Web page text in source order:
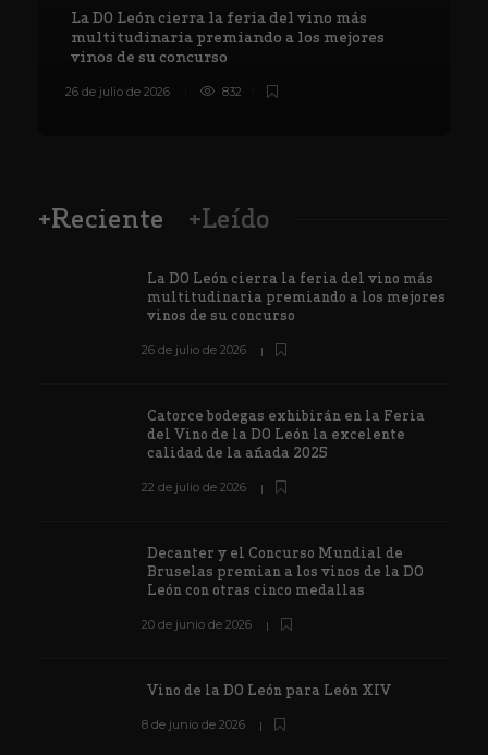
La DO León cierra la feria del vino más
multitudinaria premiando a los mejores
vinos de su concurso
26 de julio de 2026 832
+Reciente +Leído
La DO León cierra la feria del vino más
multitudinaria premiando a los mejores
vinos de su concurso
26 de julio de 2026
Catorce bodegas exhibirán en la Feria
del Vino de la DO León la excelente
calidad de la añada 2025
22 de julio de 2026
Decanter y el Concurso Mundial de
Bruselas premian a los vinos de la DO
León con otras cinco medallas
20 de junio de 2026
Vino de la DO León para León XIV
8 de junio de 2026